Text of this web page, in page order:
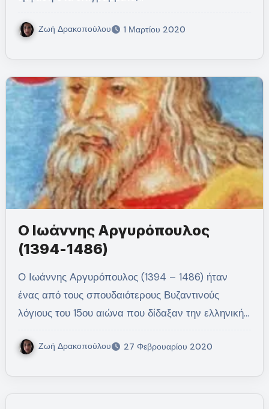
Ζωή Δρακοπούλου 1 Μαρτίου 2020
Ο Ιωάννης Αργυρόπουλος
(1394-1486)
Ο Ιωάννης Αργυρόπουλος (1394 – 1486) ήταν
ένας από τους σπουδαιότερους Βυζαντινούς
λόγιους του 15ου αιώνα που δίδαξαν την ελληνική…
Ζωή Δρακοπούλου 27 Φεβρουαρίου 2020